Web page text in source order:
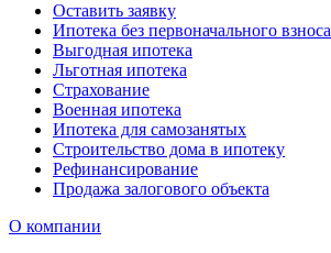
Оставить заявку
Ипотека без первоначального взноса
Выгодная ипотека
Льготная ипотека
Страхование
Военная ипотека
Ипотека для самозанятых
Строительство дома в ипотеку
Рефинансирование
Продажа залогового объекта
О компании